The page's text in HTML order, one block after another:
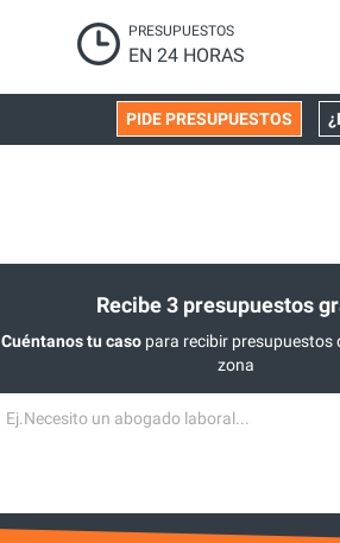
PRESUPUESTOS
EN 24 HORAS
PIDE PRESUPUESTOS
Recibe 3 presupuestos
Cuéntanos tu casopara recibir presupuestos
zona